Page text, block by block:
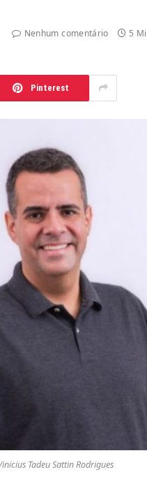
Nenhum comentário 5
Pinterest
Tadeu Sattin Rodrigues